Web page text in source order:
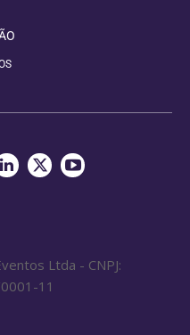
Ltda - CNPJ:
11